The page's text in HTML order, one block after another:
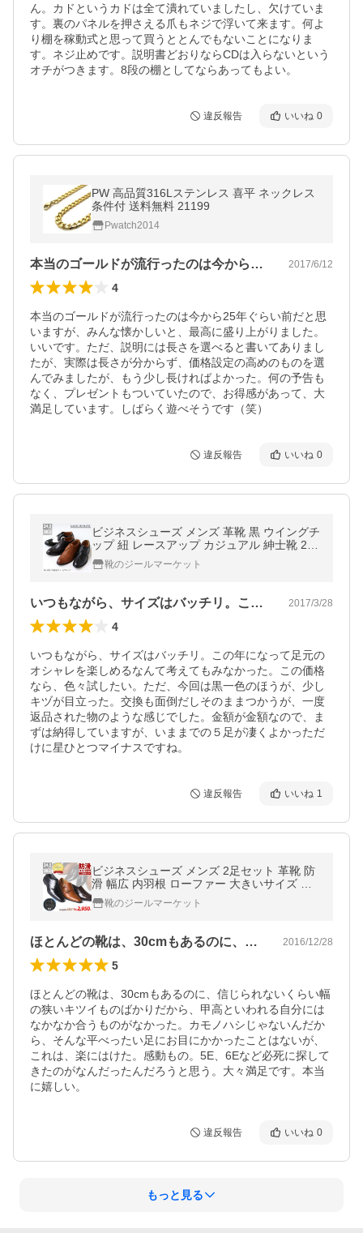
ん。カドというカドは全て潰れていましたし、欠けていま
す。裏のパネルを押さえる爪もネジで浮いて来ます。何よ
り棚を稼動式と思って買うととんでもないことになりま
す。ネジ止めです。説明書どおりならCDは入らないという
オチがつきます。8段の棚としてならあってもよい。
違反報告 いいね 0
PW 高品質316Lステンレス 喜平 ネックレス
条件付 送料無料 21199
Pwatch2014
本当のゴールドが流行ったのは今から25… 2017/6/12
4
本当のゴールドが流行ったのは今から25年ぐらい前だと思
いますが、みんな懐かしいと、最高に盛り上がりました。
いいです。ただ、説明には長さを選べると書いてありまし
たが、実際は長さが分からず、価格設定の高めのものを選
んでみましたが、もう少し長ければよかった。何の予告も
なく、プレゼントもついていたので、お得感があって、大
満足しています。しばらく遊べそうです（笑）
違反報告 いいね 0
ビジネスシューズ メンズ 革靴 黒 ウイングチ
ップ 紐 レースアップ カジュアル 紳士靴 24.
5-30cm No.802 ラスアンドフリス 一部SALE
靴のジールマーケット
いつもながら、サイズはバッチリ。この年… 2017/3/28
4
いつもながら、サイズはバッチリ。この年になって足元の
オシャレを楽しめるなんて考えてもみなかった。この価格
なら、色々試したい。ただ、今回は黒一色のほうが、少し
キヅが目立った。交換も面倒だしそのままつかうが、一度
返品された物のような感じでした。金額が金額なので、ま
ずは納得していますが、いままでの５足が凄くよかっただ
けに星ひとつマイナスですね。
違反報告 いいね 1
ビジネスシューズ メンズ 2足セット 革靴 防
滑 幅広 内羽根 ローファー 大きいサイズ 黒
ブラウン 冠婚葬祭 24.5-30cm No.2670set
セット割引対象1足税込2950円
靴のジールマーケット
ほとんどの靴は、30cmもあるのに、信… 2016/12/28
5
ほとんどの靴は、30cmもあるのに、信じられないくらい幅
の狭いキツイものばかりだから、甲高といわれる自分には
なかなか合うものがなかった。カモノハシじゃないんだか
ら、そんな平べったい足にお目にかかったことはないが、
これは、楽にはけた。感動もの。5E、6Eなど必死に探して
きたのがなんだったんだろうと思う。大々満足です。本当
に嬉しい。
違反報告 いいね 0
もっと見る